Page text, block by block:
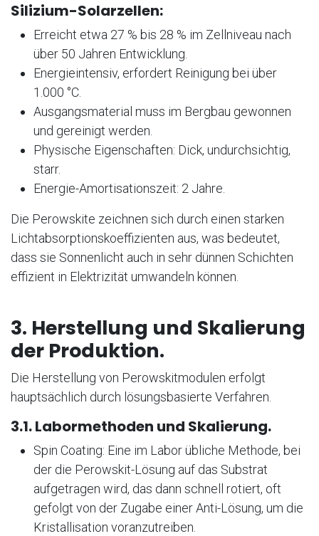
Silizium-Solarzellen:
Erreicht etwa 27 % bis 28 % im Zellniveau nach
über 50 Jahren Entwicklung.
Energieintensiv, erfordert Reinigung bei über
1.000 °C.
Ausgangsmaterial muss im Bergbau gewonnen
und gereinigt werden.
Physische Eigenschaften: Dick, undurchsichtig,
starr.
Energie-Amortisationszeit: 2 Jahre.
Die Perowskite zeichnen sich durch einen starken
Lichtabsorptionskoeffizienten aus, was bedeutet,
dass sie Sonnenlicht auch in sehr dünnen Schichten
effizient in Elektrizität umwandeln können.
3. Herstellung und Skalierung
der Produktion.
Die Herstellung von Perowskitmodulen erfolgt
hauptsächlich durch lösungsbasierte Verfahren.
3.1. Labormethoden und Skalierung.
Spin Coating: Eine im Labor übliche Methode, bei
der die Perowskit-Lösung auf das Substrat
aufgetragen wird, das dann schnell rotiert, oft
gefolgt von der Zugabe einer Anti-Lösung, um die
Kristallisation voranzutreiben.